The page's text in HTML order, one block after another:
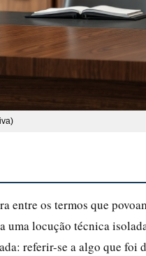
entre os termos que
uma locução técnica
referir-se a algo que foi